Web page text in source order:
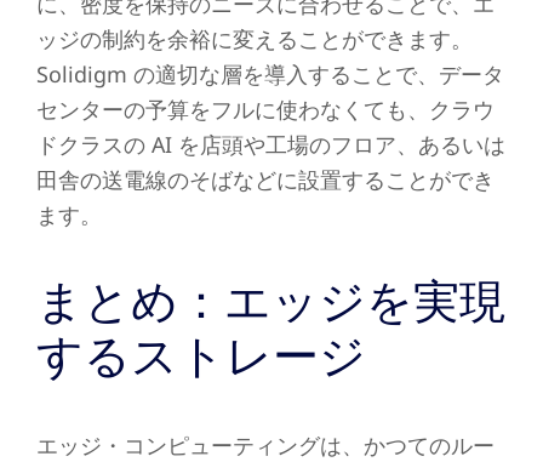
ッジの制約を余裕に変えることができます。
Solidigm の適切な層を導入することで、データ
センターの予算をフルに使わなくても、クラウ
ドクラスの AI を店頭や工場のフロア、あるいは
田舎の送電線のそばなどに設置することができ
ます。
まとめ：エッジを実現
するストレージ
エッジ・コンピューティングは、かつてのルー